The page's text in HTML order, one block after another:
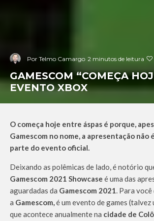
Por Telmo Camargo 2 minutos de leitura
GAMESCOM “COMEÇA
EVENTO XBOX
O começa hoje entre áspas é porque,
Gamescom no nome, a apresentação não
parte do evento oficial.
Deixando as polêmicas de lado, é notório
Gamescom 2021 Showcase é uma das
aguardadas da Gamescom 2021. Para você
a Gamescom,é um evento de games (talvez
que acontece anualmente na cidade de